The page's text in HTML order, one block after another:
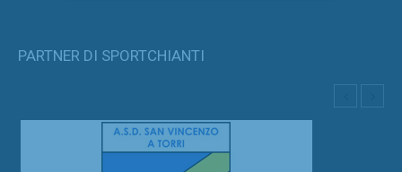
PARTNER DI SPORTCHIANTI